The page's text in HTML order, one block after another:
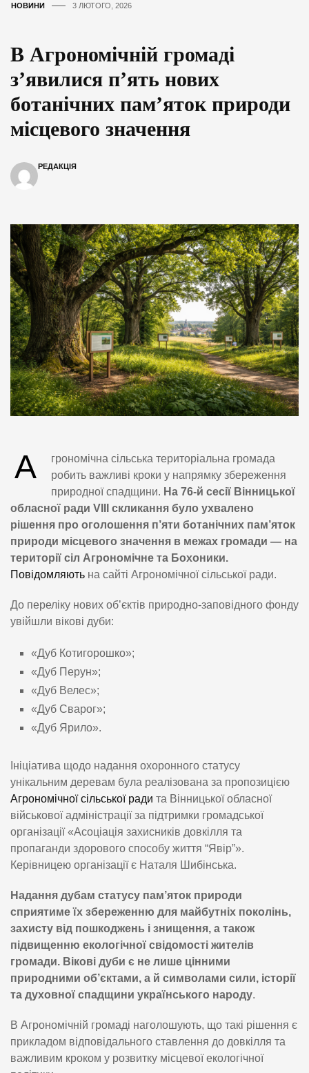
НОВИНИ 3 ЛЮТОГО, 2026
В Агрономічній громаді
з’явилися п’ять нових
ботанічних пам’яток природи
місцевого значення
РЕДАКЦІЯ
А
грономічна сільська територіальна громада
робить важливі кроки у напрямку збереження
природної спадщини. На 76-й сесії Вінницької
обласної ради VIII скликання було ухвалено
рішення про оголошення п’яти ботанічних пам’яток
природи місцевого значення в межах громади — на
території сіл Агрономічне та Бохоники.
Повідомляють на сайті Агрономічної сільської ради.
До переліку нових об’єктів природно-заповідного фонду
увійшли вікові дуби:
«Дуб Котигорошко»;
«Дуб Перун»;
«Дуб Велес»;
«Дуб Сварог»;
«Дуб Ярило».
Ініціатива щодо надання охоронного статусу
унікальним деревам була реалізована за пропозицією
Агрономічної сільської ради та Вінницької обласної
військової адміністрації за підтримки громадської
організації «Асоціація захисників довкілля та
пропаганди здорового способу життя “Явір”».
Керівницею організації є Наталя Шибінська.
Надання дубам статусу пам’яток природи
сприятиме їх збереженню для майбутніх поколінь,
захисту від пошкоджень і знищення, а також
підвищенню екологічної свідомості жителів
громади. Вікові дуби є не лише цінними
природними об’єктами, а й символами сили, історії
та духовної спадщини українського народу.
В Агрономічній громаді наголошують, що такі рішення є
прикладом відповідального ставлення до довкілля та
важливим кроком у розвитку місцевої екологічної